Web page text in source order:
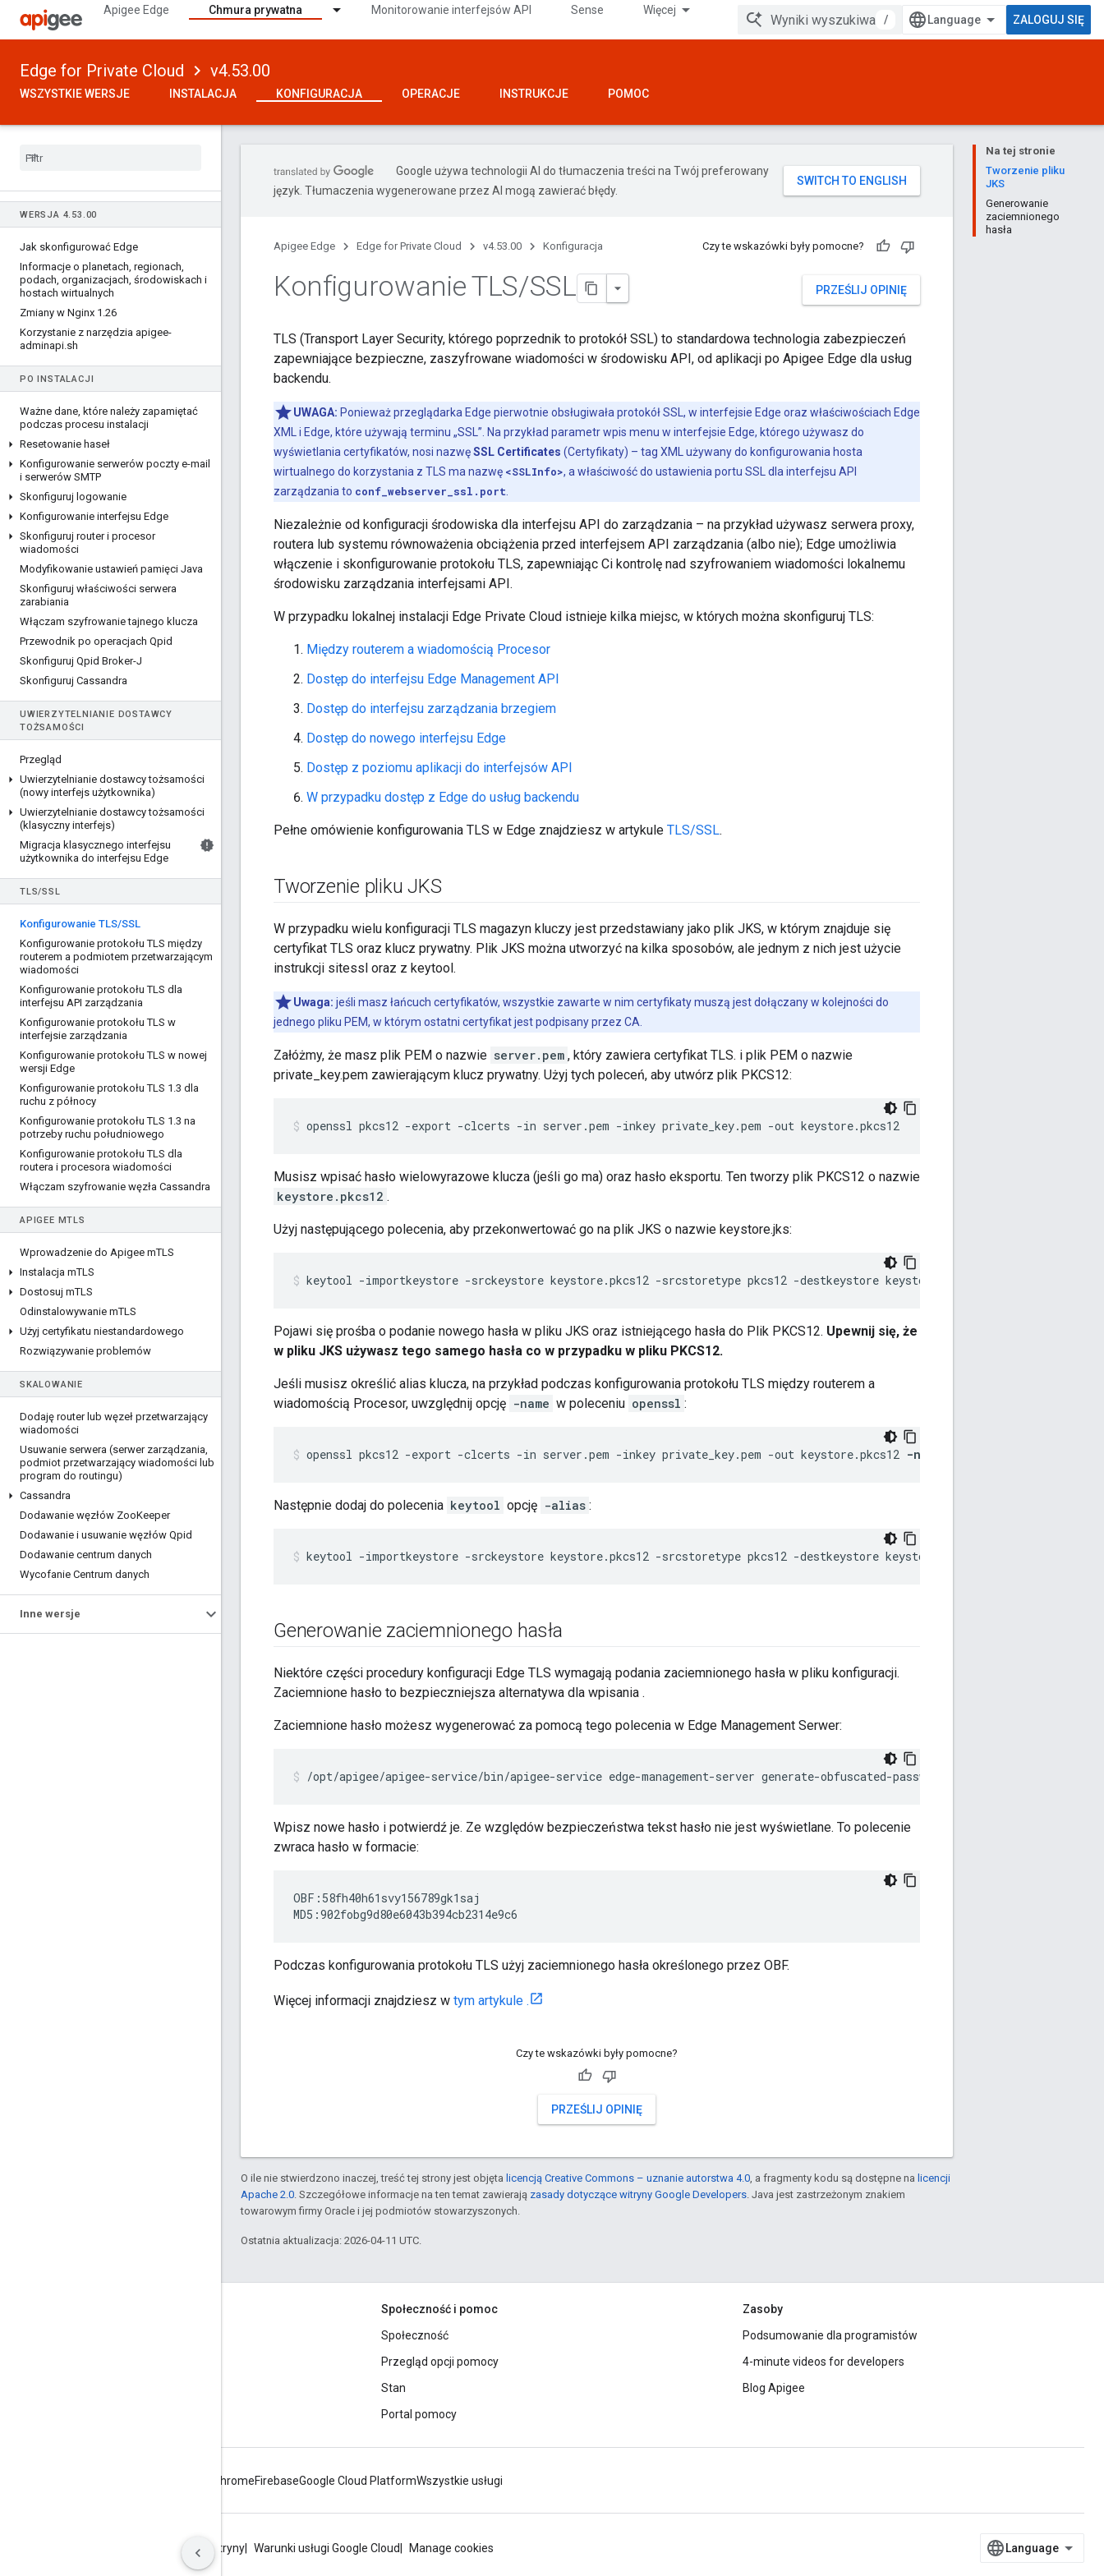
Apigee Edge Chmura prywatna Monitorowanie interfejsów API Sense Więcej
/ ZALOGUJ SIĘ
Edge for Private Cloud v4.53.00
WSZYSTKIE WERSJE INSTALACJA KONFIGURACJA OPERACJE INSTRUKCJE POMOC
WERSJA 4. 53 .00
Jak skonfigurować Edge
Informacje o planetach, regionach,
podach, organizacjach, środowiskach i
hostach wirtualnych
Zmiany w Nginx 1 .26
Korzystanie z narzędzia apigee-
adminapi.sh
PO INSTALACJI
Ważne dane, które należy zapamiętać
podczas procesu instalacji
Resetowanie haseł
Konfigurowanie serwerów poczty e-mail
i serwerów SMTP
Skonfiguruj logowanie
Konfigurowanie interfejsu Edge
Skonfiguruj router i procesor
wiadomości
Modyfikowanie ustawień pamięci Java
Skonfiguruj właściwości serwera
zarabiania
Włączam szyfrowanie tajnego klucza
Przewodnik po operacjach Qpid
Skonfiguruj Qpid Broker-J
Skonfiguruj Cassandra
UWIERZYTELNIANIE DOSTAWCY
TOŻSAMOŚCI
Przegląd
Uwierzytelnianie dostawcy tożsamości
(nowy interfejs użytkownika)
Uwierzytelnianie dostawcy tożsamości
(klasyczny interfejs)
Migracja klasycznego interfejsu
użytkownika do interfejsu Edge
TLS/SSL
Konfigurowanie TLS/SSL
Konfigurowanie protokołu TLS między
routerem a podmiotem przetwarzającym
wiadomości
Konfigurowanie protokołu TLS dla
interfejsu API zarządzania
Konfigurowanie protokołu TLS w
interfejsie zarządzania
Konfigurowanie protokołu TLS w nowej
wersji Edge
Konfigurowanie protokołu TLS 1 .3 dla
ruchu z północy
Konfigurowanie protokołu TLS 1 .3 na
potrzeby ruchu południowego
Konfigurowanie protokołu TLS dla
routera i procesora wiadomości
Włączam szyfrowanie węzła Cassandra
APIGEE MTLS
Wprowadzenie do Apigee mTLS
Instalacja mTLS
Dostosuj mTLS
Odinstalowywanie mTLS
Użyj certyfikatu niestandardowego
Rozwiązywanie problemów
SKALOWANIE
Dodaję router lub węzeł przetwarzający
wiadomości
Usuwanie serwera (serwer zarządzania,
podmiot przetwarzający wiadomości lub
program do routingu)
Cassandra
Dodawanie węzłów ZooKeeper
Dodawanie i usuwanie węzłów Qpid
Dodawanie centrum danych
Wycofanie Centrum danych
Inne wersje
Na tej stronie
Tworzenie pliku
JKS
Generowanie
zaciemnionego
hasła
Google używa technologii AI do tłumaczenia treści na Twój preferowany
język. Tłumaczenia wygenerowane przez AI mogą zawierać błędy.
Apigee Edge Edge for Private Cloud v4.53.00 Konfiguracja Czy te wskazówki były pomocne?
PRZEŚLIJ OPINIĘ
Konfigurowanie TLS/SSL
TLS (Transport Layer Security, którego poprzednik to protokół SSL) to standardowa technologia zabezpieczeń
zapewniające bezpieczne, zaszyfrowane wiadomości w środowisku API, od aplikacji po Apigee Edge dla usług
backendu.
UWAGA: Ponieważ przeglądarka Edge pierwotnie obsługiwała protokół SSL, w interfejsie Edge oraz właściwościach Edge
XML i Edge, które używają terminu „SSL”. Na przykład parametr wpis menu w interfejsie Edge, którego używasz do
wyświetlania certyfikatów, nosi nazwęSSL Certificates (Certyfikaty) – tag XML używany do konfigurowania hosta
wirtualnego do korzystania z TLS ma nazwę <SSLInfo>, a właściwość do ustawienia portu SSL dla interfejsu API
zarządzania to conf_webserver_ssl.port
Niezależnie od konfiguracji środowiska dla interfejsu API do zarządzania – na przykład używasz serwera proxy,
routera lub systemu równoważenia obciążenia przed interfejsem API zarządzania (albo nie); Edge umożliwia
włączenie i skonfigurowanie protokołu TLS, zapewniając Ci kontrolę nad szyfrowaniem wiadomości lokalnemu
środowisku zarządzania interfejsami API.
W przypadku lokalnej instalacji Edge Private Cloud istnieje kilka miejsc, w których można skonfiguruj TLS:
Między routerem a wiadomością Procesor
Dostęp do interfejsu Edge Management API
Dostęp do interfejsu zarządzania brzegiem
Dostęp do nowego interfejsu Edge
Dostęp z poziomu aplikacji do interfejsów API
W przypadku dostęp z Edge do usług backendu
Pełne omówienie konfigurowania TLS w Edge znajdziesz w artykule TLS/SSL.
Tworzenie pliku JKS
W przypadku wielu konfiguracji TLS magazyn kluczy jest przedstawiany jako plik JKS, w którym znajduje się
certyfikat TLS oraz klucz prywatny. Plik JKS można utworzyć na kilka sposobów, ale jednym z nich jest użycie
instrukcji sitessl oraz z keytool.
Uwaga: jeśli masz łańcuch certyfikatów, wszystkie zawarte w nim certyfikaty muszą jest dołączany w kolejności do
jednego pliku PEM, w którym ostatni certyfikat jest podpisany przez CA.
Załóżmy, że masz plik PEM o nazwie server.pem , który zawiera certyfikat TLS. i plik PEM o nazwie
private_key.pem zawierającym klucz prywatny. Użyj tych poleceń, aby utwórz plik PKCS12:
openssl pkcs12 -export -clcerts -in server.pem -inkey private_key.pem -out keystore.pkcs12
Musisz wpisać hasło wielowyrazowe klucza (jeśli go ma) oraz hasło eksportu. Ten tworzy plik PKCS12 o nazwie
keystore.pkcs12 .
Użyj następującego polecenia, aby przekonwertować go na plik JKS o nazwie keystore.jks:
keytool -importkeystore -srckeystore keystore.pkcs12 -srcstoretype pkcs12 -destkeystore keystore.jks -deststoretype jks
Pojawi się prośba o podanie nowego hasła w pliku JKS oraz istniejącego hasła do Plik PKCS12. Upewnij się, że
w pliku JKS używasz tego samego hasła co w przypadku w pliku PKCS12.
Jeśli musisz określić alias klucza, na przykład podczas konfigurowania protokołu TLS między routerem a
wiadomością Procesor, uwzględnij opcję -name w poleceniu openssl :
openssl pkcs12 -export -clcerts -in server.pem -inkey private_key.pem -out keystore.pkcs12 -name devtest
Następnie dodaj do polecenia keytool opcję -alias :
keytool -importkeystore -srckeystore keystore.pkcs12 -srcstoretype pkcs12 -destkeystore keystore.jks -deststoretype jks
Generowanie zaciemnionego hasła
Niektóre części procedury konfiguracji Edge TLS wymagają podania zaciemnionego hasła w pliku konfiguracji.
Zaciemnione hasło to bezpieczniejsza alternatywa dla wpisania .
Zaciemnione hasło możesz wygenerować za pomocą tego polecenia w Edge Management Serwer:
/opt/apigee/apigee-service/bin/apigee-service edge-management-server generate-obfuscated-password
Wpisz nowe hasło i potwierdź je. Ze względów bezpieczeństwa tekst hasło nie jest wyświetlane. To polecenie
zwraca hasło w formacie:
OBF:58fh40h61svy156789gk1saj
MD5:902fobg9d80e6043b394cb2314e9c6
Podczas konfigurowania protokołu TLS użyj zaciemnionego hasła określonego przez OBF.
Więcej informacji znajdziesz w tym artykule .
Czy te wskazówki były pomocne?
PRZEŚLIJ OPINIĘ
O ile nie stwierdzono inaczej, treść tej strony jest objęta licencją Creative Commons – uznanie autorstwa 4.0, a fragmenty kodu są dostępne na licencji
Apache 2.0. Szczegółowe informacje na ten temat zawierają zasady dotyczące witryny Google Developers. Java jest zastrzeżonym znakiem
towarowym firmy Oracle i jej podmiotów stowarzyszonych.
Ostatnia aktualizacja: 2026-04-11 UTC.
Społeczność i pomoc
Społeczność
Przegląd opcji pomocy
Stan
Portal pomocy
Zasoby
Podsumowanie dla programistów
4-minute videos for developers
Blog Apigee
ChromeFirebaseGoogle Cloud PlatformWszystkie usługi
Warunki korzystania z witryny Warunki usługi Google Cloud Manage cookies